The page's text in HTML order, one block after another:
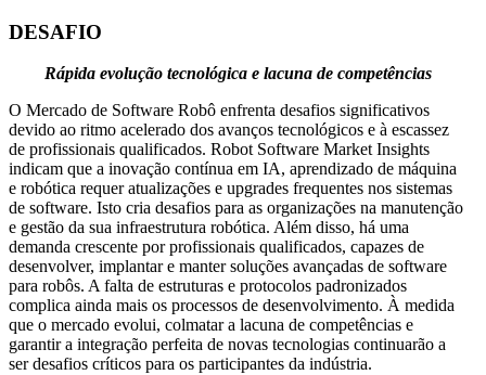
DESAFIO
Rápida evolução tecnológica e lacuna de competências
O Mercado de Software Robô enfrenta desafios significativos
devido ao ritmo acelerado dos avanços tecnológicos e à escassez
de profissionais qualificados. Robot Software Market Insights
indicam que a inovação contínua em IA, aprendizado de máquina
e robótica requer atualizações e upgrades frequentes nos sistemas
de software. Isto cria desafios para as organizações na manutenção
e gestão da sua infraestrutura robótica. Além disso, há uma
demanda crescente por profissionais qualificados, capazes de
desenvolver, implantar e manter soluções avançadas de software
para robôs. A falta de estruturas e protocolos padronizados
complica ainda mais os processos de desenvolvimento. À medida
que o mercado evolui, colmatar a lacuna de competências e
garantir a integração perfeita de novas tecnologias continuarão a
ser desafios críticos para os participantes da indústria.